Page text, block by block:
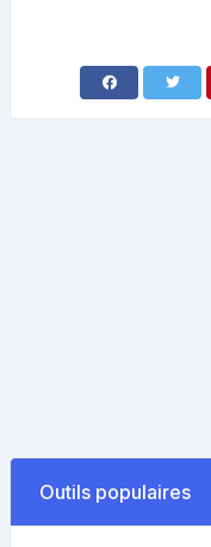
Outils populaires